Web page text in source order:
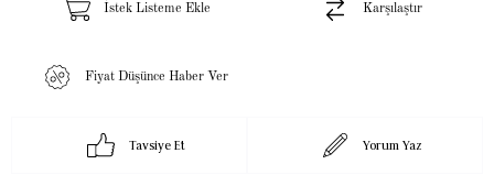
İstek Listeme Ekle Karşılaştır
Fiyat Düşünce Haber Ver
Tavsiye Et Yorum Yaz